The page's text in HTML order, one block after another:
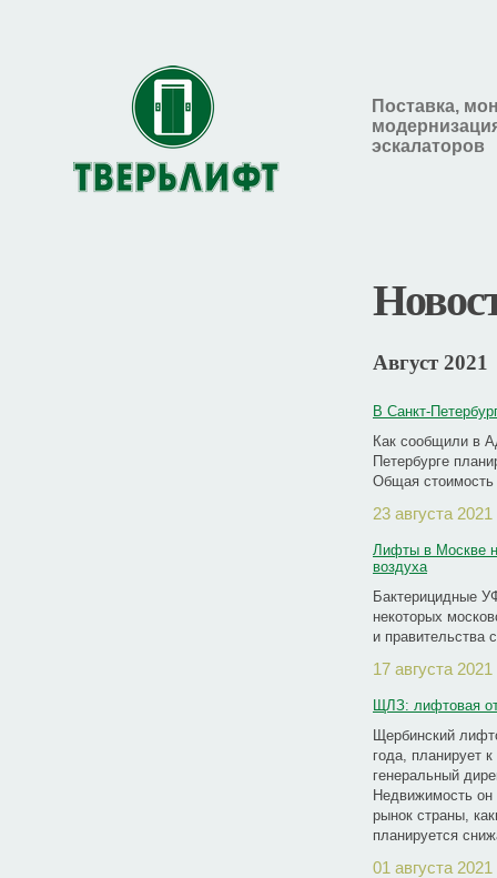
Поставка,
эскалаторов
Август 2021
В Санкт-
Как сообщили в
Петербурге
Общая стоимость
23 августа 2021
Лифты в Москве
воздуха
Бактерицидные
некоторых
и правительства
17 августа 2021
ЩЛЗ: лифтовая
Щербинский
года, планирует
генеральный
Недвижимость он
рынок страны,
планируется
01 августа 2021